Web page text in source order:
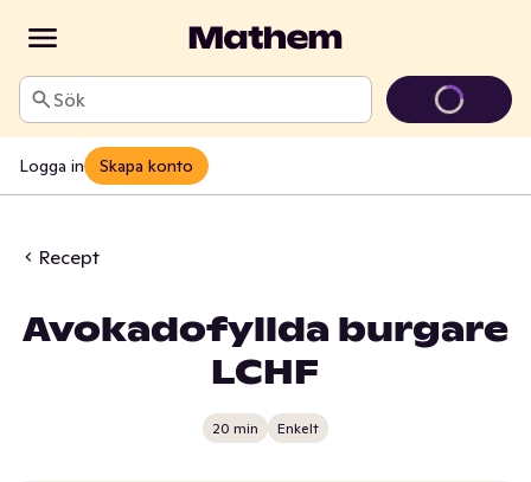
Sök
Logga in Skapa konto
Recept
Avokadofyllda burgare
LCHF
20 min Enkelt